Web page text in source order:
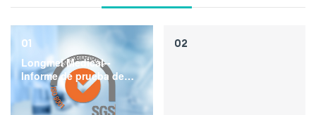
01
Longmei Medical--
Informe de prueba de
alcance
02